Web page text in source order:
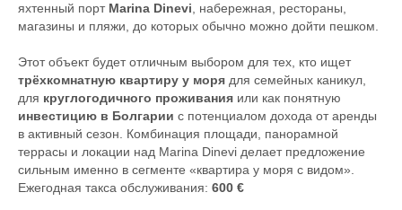
яхтенный порт Marina Dinevi, набережная, рестораны,
магазины и пляжи, до которых обычно можно дойти пешком.
Этот объект будет отличным выбором для тех, кто ищет
трёхкомнатную квартиру у моря для семейных каникул,
для круглогодичного проживания или как понятную
инвестицию в Болгарии с потенциалом дохода от аренды
в активный сезон. Комбинация площади, панорамной
террасы и локации над Marina Dinevi делает предложение
сильным именно в сегменте «квартира у моря с видом».
Ежегодная такса обслуживания: 600 €